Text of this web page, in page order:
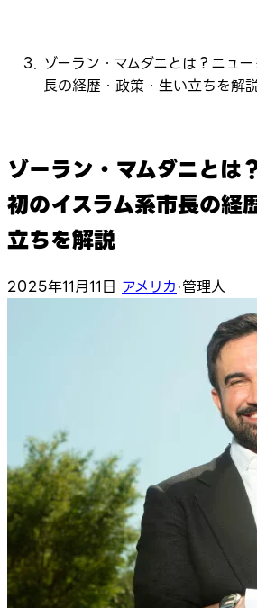
ゾーラン・マムダニとは？ニュ
長の経歴・政策・生い立ちを解
ゾーラン・マムダニとは
初のイスラム系市長の経
立ちを解説
2025年11月11日 アメリカ·管理人